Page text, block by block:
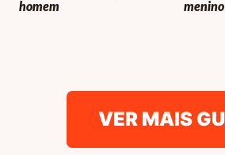
homem
VER MAIS